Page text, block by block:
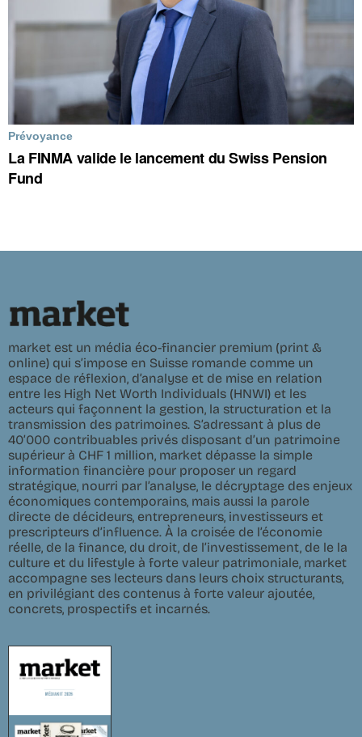
Prévoyance
La FINMA valide le lancement du Swiss Pension
Fund
market est un média éco-financier premium (print &
online) qui s’impose en Suisse romande comme un
espace de réflexion, d’analyse et de mise en relation
entre les High Net Worth Individuals (HNWI) et les
acteurs qui façonnent la gestion, la structuration et la
transmission des patrimoines. S’adressant à plus de
40’000 contribuables privés disposant d’un patrimoine
supérieur à CHF 1 million, market dépasse la simple
information financière pour proposer un regard
stratégique, nourri par l’analyse, le décryptage des enjeux
économiques contemporains, mais aussi la parole
directe de décideurs, entrepreneurs, investisseurs et
prescripteurs d’influence. À la croisée de l’économie
réelle, de la finance, du droit, de l’investissement, de le la
culture et du lifestyle à forte valeur patrimoniale, market
accompagne ses lecteurs dans leurs choix structurants,
en privilégiant des contenus à forte valeur ajoutée,
concrets, prospectifs et incarnés.